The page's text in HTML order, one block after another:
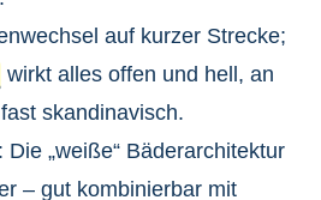
auf kurzer Strecke;
wirkt alles offen und hell, an
skandinavisch.
: Die „weiße“ Bäderarchitektur
– gut kombinierbar mit